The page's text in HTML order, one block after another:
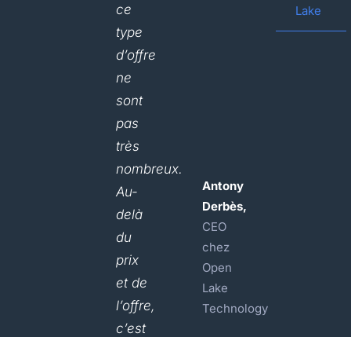
ce
type
d’offre
ne
sont
pas
très
nombreux.
Au-
delà
du
prix
et de
l’offre,
c’est
Antony
Derbès,
CEO
chez
Open
Lake
Technology
Lake